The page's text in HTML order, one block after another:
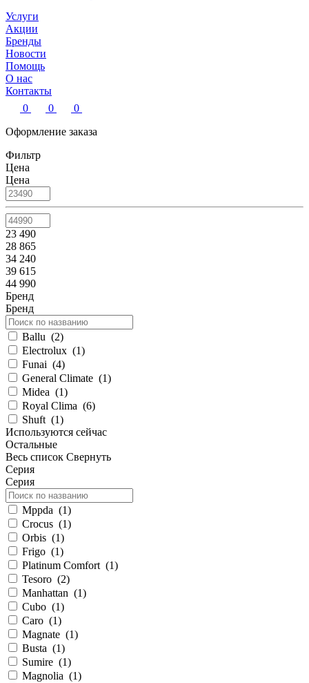
Услуги
Акции
Бренды
Новости
Помощь
О нас
Контакты
0
0
0
Оформление заказа
Фильтр
Цена
Цена
23 490
28 865
34 240
39 615
44 990
Бренд
Бренд
Ballu (2)
Electrolux (1)
Funai (4)
General Climate (1)
Midea (1)
Royal Clima (6)
Shuft (1)
Используются сейчас
Остальные
Весь список Свернуть
Серия
Серия
Mppda (1)
Crocus (1)
Orbis (1)
Frigo (1)
Platinum Comfort (1)
Tesoro (2)
Manhattan (1)
Cubo (1)
Caro (1)
Magnate (1)
Busta (1)
Sumire (1)
Magnolia (1)